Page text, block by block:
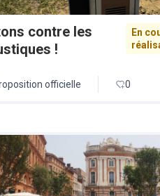
contre les
!
En
officielle 0